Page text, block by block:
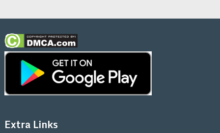
Extra Links